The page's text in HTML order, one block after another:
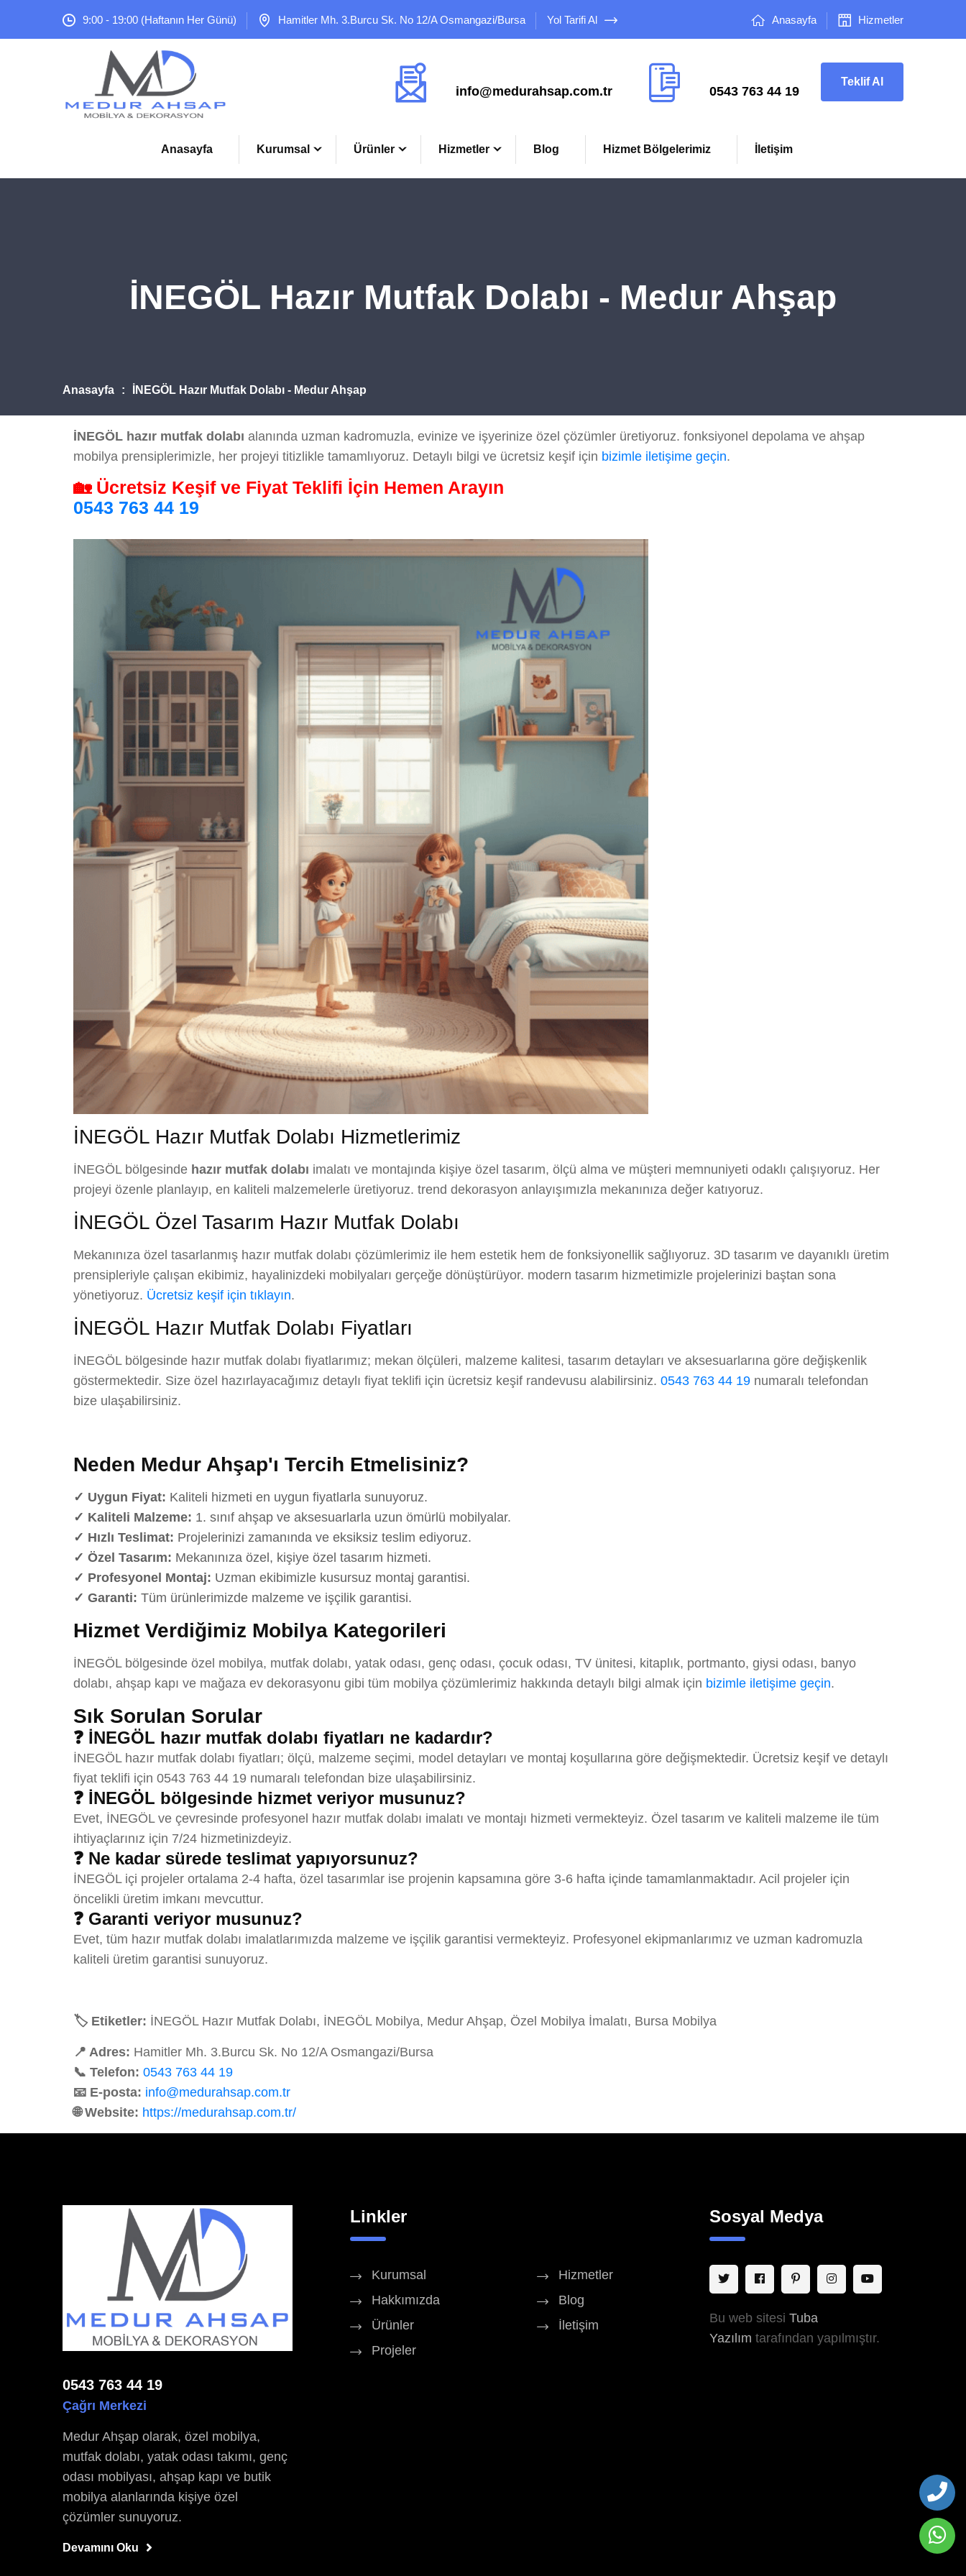
9:00 - 19:00 (Haftanın Her Günü) Hamitler Mh. 3.Burcu Sk. No 12/A Osmangazi/Bursa Yol Tarifi Al Anasayfa Hizmetler
info@medurahsap.com.tr 0543 763 44 19
Teklif Al
Anasayfa Kurumsal Ürünler Hizmetler Blog Hizmet Bölgelerimiz İletişim
İNEGÖL Hazır Mutfak Dolabı - Medur Ahşap
Anasayfa İNEGÖL Hazır Mutfak Dolabı - Medur Ahşap
İNEGÖL hazır mutfak dolabı alanında uzman kadromuzla, evinize ve işyerinize özel çözümler üretiyoruz. fonksiyonel depolama ve ahşap
mobilya prensiplerimizle, her projeyi titizlikle tamamlıyoruz. Detaylı bilgi ve ücretsiz keşif için bizimle iletişime geçin.
🏡 Ücretsiz Keşif ve Fiyat Teklifi İçin Hemen Arayın
0543 763 44 19
İNEGÖL Hazır Mutfak Dolabı Hizmetlerimiz
İNEGÖL bölgesinde hazır mutfak dolabı imalatı ve montajında kişiye özel tasarım, ölçü alma ve müşteri memnuniyeti odaklı çalışıyoruz. Her
projeyi özenle planlayıp, en kaliteli malzemelerle üretiyoruz. trend dekorasyon anlayışımızla mekanınıza değer katıyoruz.
İNEGÖL Özel Tasarım Hazır Mutfak Dolabı
Mekanınıza özel tasarlanmış hazır mutfak dolabı çözümlerimiz ile hem estetik hem de fonksiyonellik sağlıyoruz. 3D tasarım ve dayanıklı üretim
prensipleriyle çalışan ekibimiz, hayalinizdeki mobilyaları gerçeğe dönüştürüyor. modern tasarım hizmetimizle projelerinizi baştan sona
yönetiyoruz. Ücretsiz keşif için tıklayın.
İNEGÖL Hazır Mutfak Dolabı Fiyatları
İNEGÖL bölgesinde hazır mutfak dolabı fiyatlarımız; mekan ölçüleri, malzeme kalitesi, tasarım detayları ve aksesuarlarına göre değişkenlik
göstermektedir. Size özel hazırlayacağımız detaylı fiyat teklifi için ücretsiz keşif randevusu alabilirsiniz. 0543 763 44 19 numaralı telefondan
bize ulaşabilirsiniz.
Neden Medur Ahşap'ı Tercih Etmelisiniz?
✓ Uygun Fiyat: Kaliteli hizmeti en uygun fiyatlarla sunuyoruz.
✓ Kaliteli Malzeme: 1. sınıf ahşap ve aksesuarlarla uzun ömürlü mobilyalar.
✓ Hızlı Teslimat: Projelerinizi zamanında ve eksiksiz teslim ediyoruz.
✓ Özel Tasarım: Mekanınıza özel, kişiye özel tasarım hizmeti.
✓ Profesyonel Montaj: Uzman ekibimizle kusursuz montaj garantisi.
✓ Garanti: Tüm ürünlerimizde malzeme ve işçilik garantisi.
Hizmet Verdiğimiz Mobilya Kategorileri
İNEGÖL bölgesinde özel mobilya, mutfak dolabı, yatak odası, genç odası, çocuk odası, TV ünitesi, kitaplık, portmanto, giysi odası, banyo
dolabı, ahşap kapı ve mağaza ev dekorasyonu gibi tüm mobilya çözümlerimiz hakkında detaylı bilgi almak için bizimle iletişime geçin.
Sık Sorulan Sorular
❓ İNEGÖL hazır mutfak dolabı fiyatları ne kadardır?
İNEGÖL hazır mutfak dolabı fiyatları; ölçü, malzeme seçimi, model detayları ve montaj koşullarına göre değişmektedir. Ücretsiz keşif ve detaylı
fiyat teklifi için 0543 763 44 19 numaralı telefondan bize ulaşabilirsiniz.
❓ İNEGÖL bölgesinde hizmet veriyor musunuz?
Evet, İNEGÖL ve çevresinde profesyonel hazır mutfak dolabı imalatı ve montajı hizmeti vermekteyiz. Özel tasarım ve kaliteli malzeme ile tüm
ihtiyaçlarınız için 7/24 hizmetinizdeyiz.
❓ Ne kadar sürede teslimat yapıyorsunuz?
İNEGÖL içi projeler ortalama 2-4 hafta, özel tasarımlar ise projenin kapsamına göre 3-6 hafta içinde tamamlanmaktadır. Acil projeler için
öncelikli üretim imkanı mevcuttur.
❓ Garanti veriyor musunuz?
Evet, tüm hazır mutfak dolabı imalatlarımızda malzeme ve işçilik garantisi vermekteyiz. Profesyonel ekipmanlarımız ve uzman kadromuzla
kaliteli üretim garantisi sunuyoruz.
🏷️ Etiketler: İNEGÖL Hazır Mutfak Dolabı, İNEGÖL Mobilya, Medur Ahşap, Özel Mobilya İmalatı, Bursa Mobilya
📍 Adres: Hamitler Mh. 3.Burcu Sk. No 12/A Osmangazi/Bursa
📞 Telefon: 0543 763 44 19
📧 E-posta: info@medurahsap.com.tr
🌐 Website: https://medurahsap.com.tr/
0543 763 44 19
Çağrı Merkezi
Medur Ahşap olarak, özel mobilya,
mutfak dolabı, yatak odası takımı, genç
odası mobilyası, ahşap kapı ve butik
mobilya alanlarında kişiye özel
çözümler sunuyoruz.
Devamını Oku
Linkler
Kurumsal
Hakkımızda
Ürünler
Projeler
Hizmetler
Blog
İletişim
Sosyal Medya
Bu web sitesi Tuba
Yazılım tarafından yapılmıştır.